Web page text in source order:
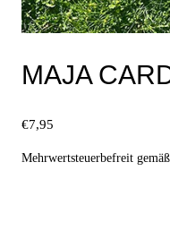
MAJA
€7,95
Mehrwertsteuerbefreit